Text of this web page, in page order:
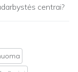
centrai?